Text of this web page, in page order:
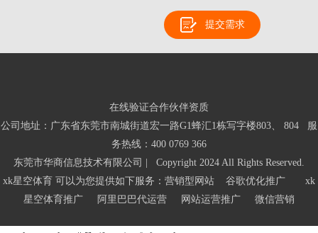
提交需求
在线验证合作伙伴资质
公司地址：广东省东莞市南城街道宏一路G1蜂汇1栋写字楼803、 804 服
务热线： 400 0769 366
东莞市华商信息技术有限公司 | Copyright 2024 All Rights Reserved.
xk星空体育 可以为您提供如下服务：营销型网站 谷歌优化推广 xk
星空体育推广 阿里巴巴代运营 网站运营推广 微信营销